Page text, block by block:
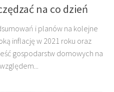
na co dzień
i planów na kolejne
inflację w 2021 roku oraz
gospodarstw domowych na